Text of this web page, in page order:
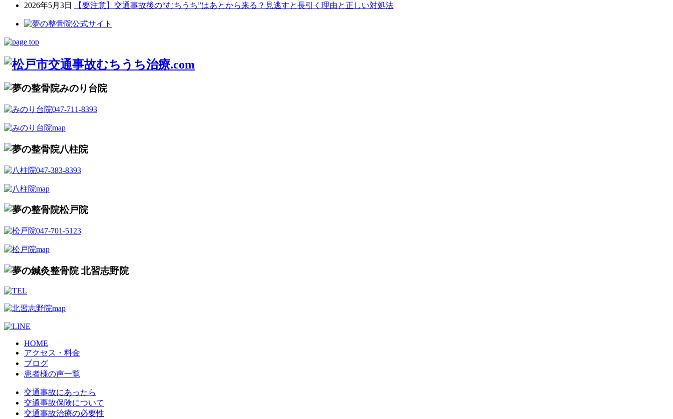
2026年5月3日
【要注意】交通事故後の“むちうち”はあとから来る？見逃すと長引く理由と正しい対処法
HOME
アクセス・料金
ブログ
患者様の声一覧
交通事故にあったら
交通事故保険について
交通事故治療の必要性